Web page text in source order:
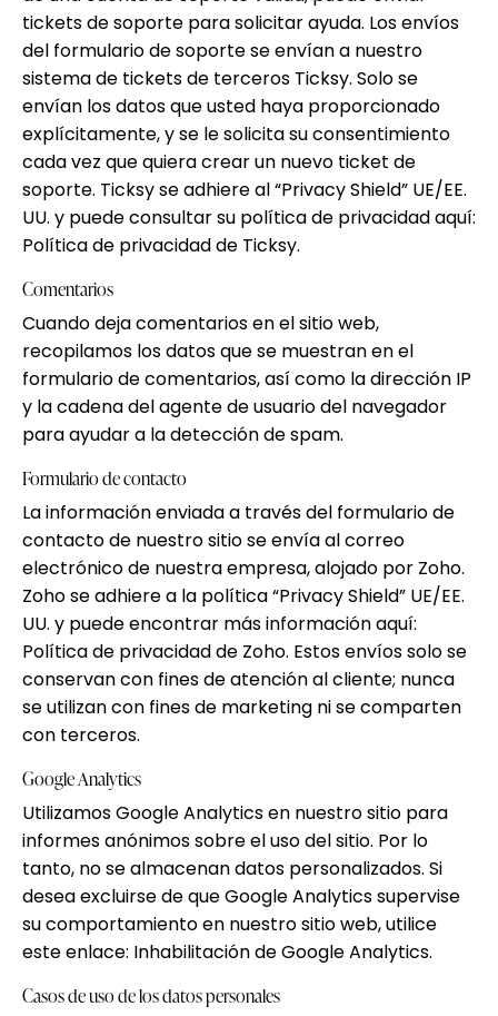
tickets de soporte para solicitar ayuda. Los envíos
del formulario de soporte se envían a nuestro
sistema de tickets de terceros Ticksy. Solo se
envían los datos que usted haya proporcionado
explícitamente, y se le solicita su consentimiento
cada vez que quiera crear un nuevo ticket de
soporte. Ticksy se adhiere al “Privacy Shield” UE/EE.
UU. y puede consultar su política de privacidad aquí:
Política de privacidad de Ticksy.
Comentarios
Cuando deja comentarios en el sitio web,
recopilamos los datos que se muestran en el
formulario de comentarios, así como la dirección IP
y la cadena del agente de usuario del navegador
para ayudar a la detección de spam.
Formulario de contacto
La información enviada a través del formulario de
contacto de nuestro sitio se envía al correo
electrónico de nuestra empresa, alojado por Zoho.
Zoho se adhiere a la política “Privacy Shield” UE/EE.
UU. y puede encontrar más información aquí:
Política de privacidad de Zoho. Estos envíos solo se
conservan con fines de atención al cliente; nunca
se utilizan con fines de marketing ni se comparten
con terceros.
Google Analytics
Utilizamos Google Analytics en nuestro sitio para
informes anónimos sobre el uso del sitio. Por lo
tanto, no se almacenan datos personalizados. Si
desea excluirse de que Google Analytics supervise
su comportamiento en nuestro sitio web, utilice
este enlace: Inhabilitación de Google Analytics.
Casos de uso de los datos personales